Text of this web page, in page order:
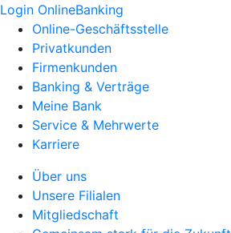
Login OnlineBanking
Online-Geschäftsstelle
Privatkunden
Firmenkunden
Banking & Verträge
Meine Bank
Service & Mehrwerte
Karriere
Über uns
Unsere Filialen
Mitgliedschaft